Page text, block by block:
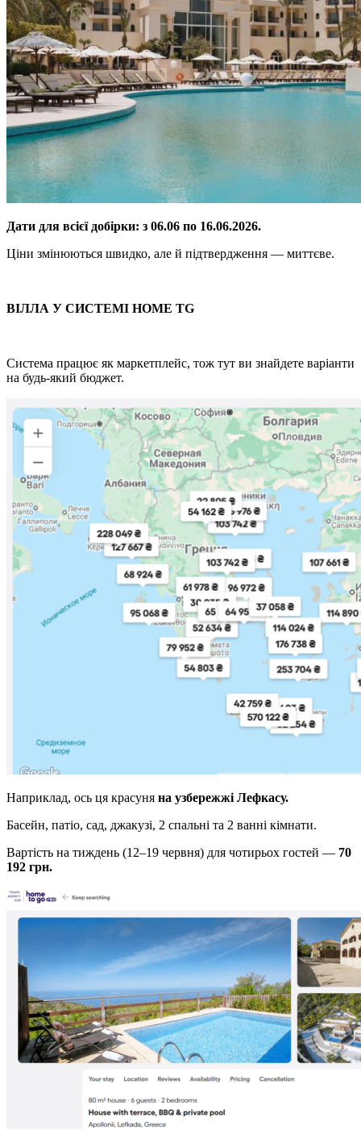
Дати для всієї добірки: з 06.06 по 16.06.2026.
Ціни змінюються швидко, але й підтвердження — миттєве.
ВІЛЛА У СИСТЕМІ HOME TG
Система працює як маркетплейс, тож тут ви знайдете варіанти
на будь-який бюджет.
Наприклад, ось ця красуня на узбережжі Лефкасу.
Басейн, патіо, сад, джакузі, 2 спальні та 2 ванні кімнати.
Вартість на тиждень (12–19 червня) для чотирьох гостей — 70
192 грн.